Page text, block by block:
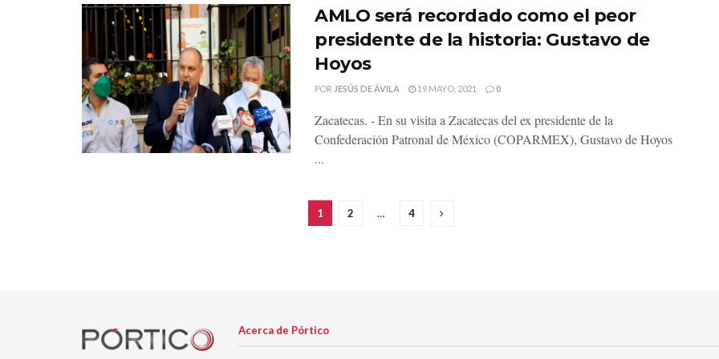
AMLO será recordado como el peor
presidente de la historia: Gustavo de
Hoyos
POR JESÚS DE ÁVILA 19 MAYO, 2021 0
Zacatecas. - En su visita a Zacatecas del ex presidente de la
Confederación Patronal de México (COPARMEX), Gustavo de Hoyos
...
1 2 … 4
Acerca de Pórtico